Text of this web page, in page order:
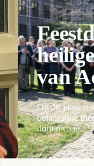
van
Op 28 januari
belangrijke
dominicaan.
Lees Meer